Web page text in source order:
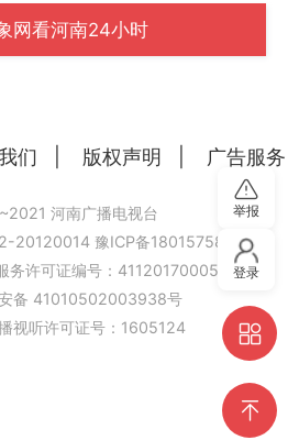
网看河南24小时
们 版权声明 广告服务
河南广播电视台
20120014 豫ICP备18015758号-6
务许可证编号：41120170005
备 41010502003938号
视听许可证号：1605124
举报
登录